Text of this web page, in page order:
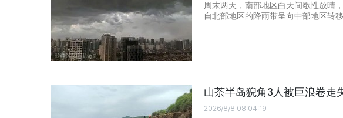
周末两天，南部地区白天间歇性放晴
自北部地区的降雨带呈向中部地区转移
山茶半岛猊角3人被巨浪卷走
2026/8/8 08:04:19